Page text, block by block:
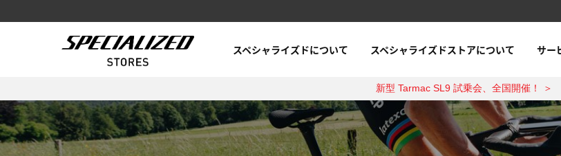
スペシャライズドについて スペシャライズドストアについて サー
新型 Tarmac SL9 試乗会、全国開催！ ＞